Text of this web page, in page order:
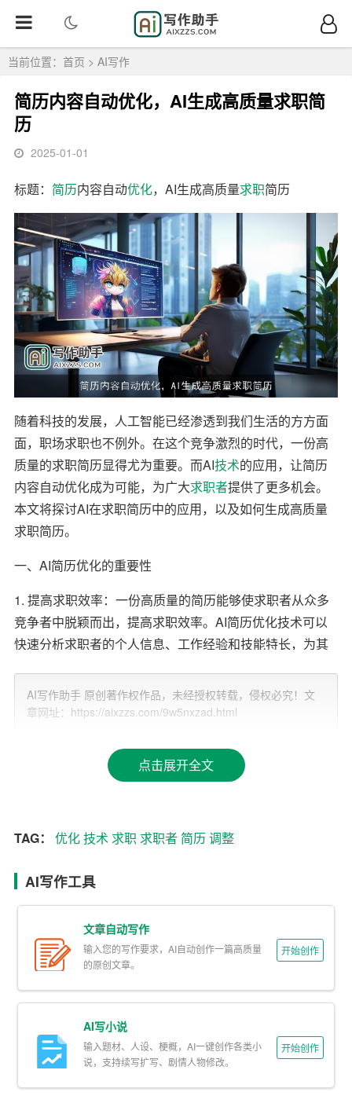
当前位置： 首页 > AI写作
简历内容自动优化，AI生成高质量求职简
历
2025-01-01
标题： 简历内容自动优化，AI生成高质量求职简历
随着科技的发展，人工智能已经渗透到我们生活的方方面
面，职场求职也不例外。在这个竞争激烈的时代，一份高
质量的求职简历显得尤为重要。而AI技术的应用，让简历
内容自动优化成为可能，为广大求职者提供了更多机会。
本文将探讨AI在求职简历中的应用，以及如何生成高质量
求职简历。
一、AI简历优化的重要性
1. 提高求职效率：一份高质量的简历能够使求职者从众多
竞争者中脱颖而出，提高求职效率。AI简历优化技术可以
快速分析求职者的个人信息、工作经验和技能特长，为其
2. 提升求职成功率：一份符合企业需求的简历，能够增加
求职者获得面试的机会。AI简历优化可以根据企业招聘需
简历内容，使其更符合招聘方的要求。
3. 节省时间：求职者往往需要针对不同职位准备多份简
1. 关键词提取：AI技术可以自动识别简历中的关键词，如
进行优化。
2. 结构优化：AI可以分析简历的结构，自动调整段落顺
序，使简历更加清晰、有条理。
3. 语言润色：AI技术可以对简历中的语言进行润色，使其
更具吸引力。例如，将“熟练使用办公软件”改为“精通各类
办公软件，具备高效数据处理能力”。
AI写作助手 原创著作权作品，未经授权转载，侵权必究！文
章网址：https://aixzzs.com/9w5nxzad.html
点击展开全文
TAG： 优化技术求职 求职者 简历调整
AI写作工具
文章自动写作
输入您的写作要求，AI自动创作一篇高质量
的原创文章。
开始创作
AI写小说
输入题材、人设、梗概，AI一键创作各类小
说，支持续写扩写、剧情人物修改。
开始创作